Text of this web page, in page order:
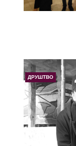
ДРУШТВО